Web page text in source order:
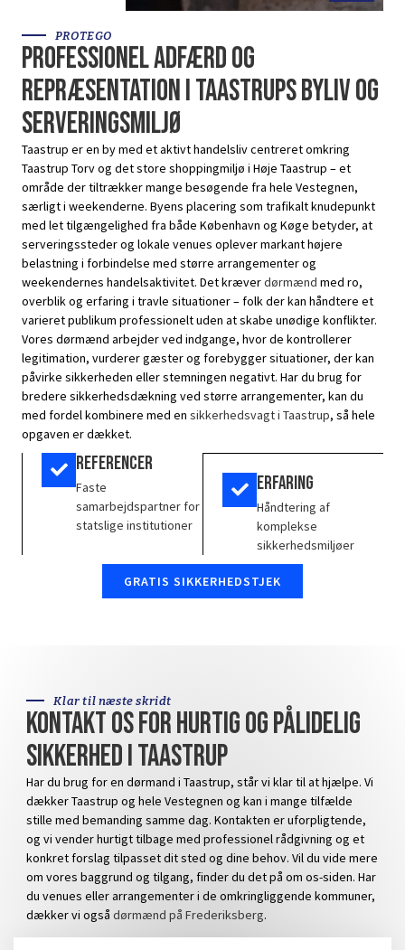
PROTEGO
Professionel adfærd og
repræsentation i Taastrups byliv og
serveringsmiljø
Taastrup er en by med et aktivt handelsliv centreret omkring
Taastrup Torv og det store shoppingmiljø i Høje Taastrup – et
område der tiltrækker mange besøgende fra hele Vestegnen,
særligt i weekenderne. Byens placering som trafikalt knudepunkt
med let tilgængelighed fra både København og Køge betyder, at
serveringssteder og lokale venues oplever markant højere
belastning i forbindelse med større arrangementer og
weekendernes handelsaktivitet. Det kræverdørmænd med ro,
overblik og erfaring i travle situationer – folk der kan håndtere et
varieret publikum professionelt uden at skabe unødige konflikter.
Vores dørmænd arbejder ved indgange, hvor de kontrollerer
legitimation, vurderer gæster og forebygger situationer, der kan
påvirke sikkerheden eller stemningen negativt. Har du brug for
bredere sikkerhedsdækning ved større arrangementer, kan du
med fordel kombinere med en sikkerhedsvagt i Taastrup, så hele
opgaven er dækket.
Referencer
Faste
samarbejdspartner for
statslige institutioner
Erfaring
Håndtering af
komplekse
sikkerhedsmiljøer
GRATIS SIKKERHEDSTJEK
Klar til næste skridt
Kontakt os for hurtig og pålidelig
sikkerhed i Taastrup
Har du brug for en dørmand i Taastrup, står vi klar til at hjælpe. Vi
dækker Taastrup og hele Vestegnen og kan i mange tilfælde
stille med bemanding samme dag. Kontakten er uforpligtende,
og vi vender hurtigt tilbage med professionel rådgivning og et
konkret forslag tilpasset dit sted og dine behov. Vil du vide mere
om vores baggrund og tilgang, finder du det på om os-siden. Har
du venues eller arrangementer i de omkringliggende kommuner,
dækker vi også dørmænd på Frederiksberg.